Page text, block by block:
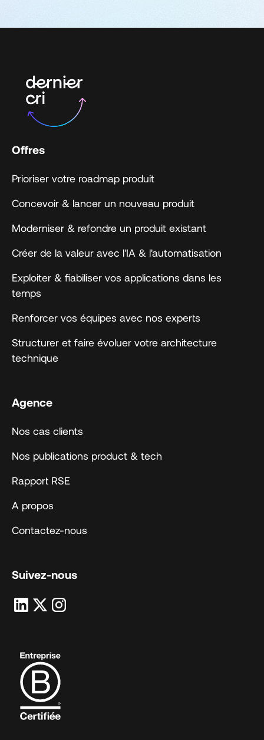
Offres
Prioriser votre roadmap produit
Concevoir & lancer un nouveau produit
Moderniser & refondre un produit existant
Créer de la valeur avec l'IA & l'automatisation
Exploiter & fiabiliser vos applications dans les
temps
Renforcer vos équipes avec nos experts
Structurer et faire évoluer votre architecture
technique
Agence
Nos cas clients
Nos publications product & tech
Rapport RSE
A propos
Contactez-nous
Suivez-nous